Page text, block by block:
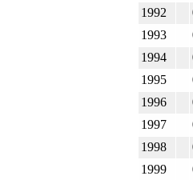
1992
1993
1994
1995
1996
1997
1998
1999